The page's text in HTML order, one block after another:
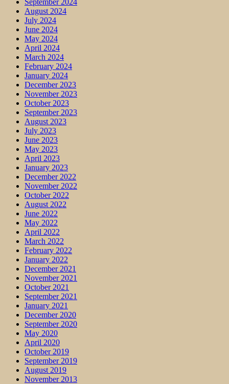
September 2024
August 2024
July 2024
June 2024
May 2024
April 2024
March 2024
February 2024
January 2024
December 2023
November 2023
October 2023
September 2023
August 2023
July 2023
June 2023
May 2023
April 2023
January 2023
December 2022
November 2022
October 2022
August 2022
June 2022
May 2022
April 2022
March 2022
February 2022
January 2022
December 2021
November 2021
October 2021
September 2021
January 2021
December 2020
September 2020
May 2020
April 2020
October 2019
September 2019
August 2019
November 2013